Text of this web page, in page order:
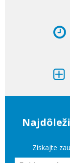
Získajte